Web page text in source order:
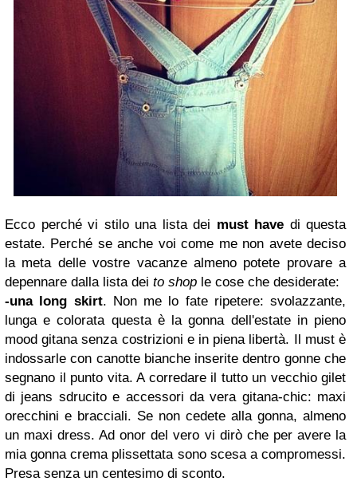
Ecco perché vi stilo una lista dei must have di questa
estate. Perché se anche voi come me non avete deciso
la meta delle vostre vacanze almeno potete provare a
depennare dalla lista dei to shop le cose che desiderate:
-una long skirt. Non me lo fate ripetere: svolazzante,
lunga e colorata questa è la gonna dell'estatein pieno
mood gitana senza costrizioni e in piena libertà. Il must è
indossarle con canotte bianche inserite dentro gonne che
segnano il punto vita. A corredare il tutto un vecchio gilet
di jeans sdrucito e accessori da vera gitana-chic: maxi
orecchini e bracciali. Se non cedete alla gonna, almeno
un maxi dress. Ad onor del vero vi dirò che per avere la
mia gonna crema plissettata sono scesa a compromessi.
Presa senza un centesimo di sconto.